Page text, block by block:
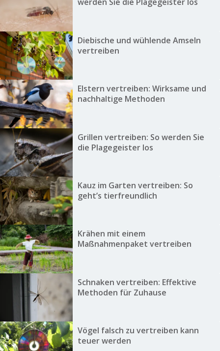
werden Sie die Plagegeister los
Diebische und wühlende Amseln
vertreiben
Elstern vertreiben: Wirksame und
nachhaltige Methoden
Grillen vertreiben: So werden Sie
die Plagegeister los
Kauz im Garten vertreiben: So
geht’s tierfreundlich
Krähen mit einem
Maßnahmenpaket vertreiben
Schnaken vertreiben: Effektive
Methoden für Zuhause
Vögel falsch zu vertreiben kann
teuer werden